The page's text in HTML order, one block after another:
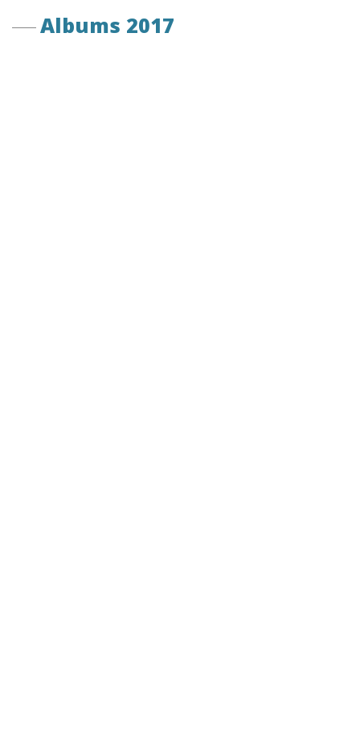
Albums 2017